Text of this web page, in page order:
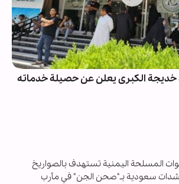
الكبرى يعلن عن حصيلة خدماته
المسلحة اليمنية تستهدف بالصواريخ
سعودية بـ"صحن الجن" في مأرب